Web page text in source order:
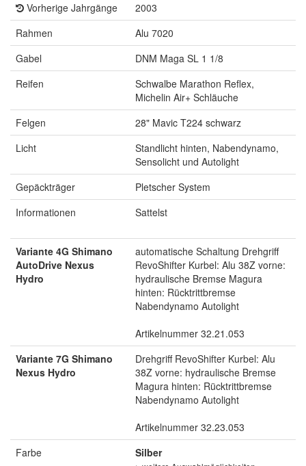
Vorherige Jahrgänge
2003
Rahmen
Alu 7020
Gabel
DNM Maga SL 1 1/8
Reifen
Schwalbe Marathon Reflex,
Michelin Air+ Schläuche
Felgen
28" Mavic T224 schwarz
Licht
Standlicht hinten, Nabendynamo,
Sensolicht und Autolight
Gepäckträger
Pletscher System
Informationen
Sattelst
Variante 4G Shimano
AutoDrive Nexus
Hydro
automatische Schaltung Drehgriff
RevoShifter Kurbel: Alu 38Z vorne:
hydraulische Bremse Magura
hinten: Rücktrittbremse
Nabendynamo Autolight
Artikelnummer 32.21.053
Variante 7G Shimano
Nexus Hydro
Drehgriff RevoShifter Kurbel: Alu
38Z vorne: hydraulische Bremse
Magura hinten: Rücktrittbremse
Nabendynamo Autolight
Artikelnummer 32.23.053
Farbe
Silber